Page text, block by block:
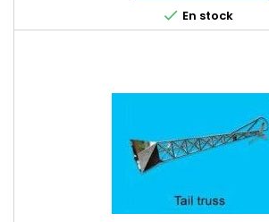
 En stock